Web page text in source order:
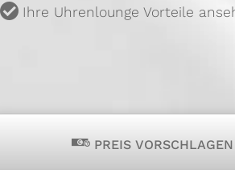
Ihre Uhrenlounge Vorteile
p PREIS VORSCHLAGEN